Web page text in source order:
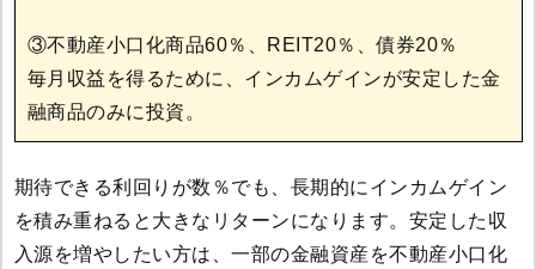
③不動産小口化商品60％、REIT20％、債券20％
毎月収益を得るために、インカムゲインが安定した金
融商品のみに投資。
期待できる利回りが数％でも、長期的にインカムゲイン
を積み重ねると大きなリターンになります。安定した収
入源を増やしたい方は、一部の金融資産を不動産小口化